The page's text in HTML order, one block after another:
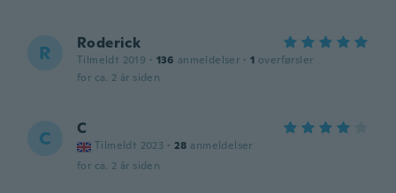
R Roderick
Tilmeldt 2019 · 136 anmeldelser · 1 overførsler
for ca. 2 år siden
C C
Tilmeldt 2023 · 28 anmeldelser
for ca. 2 år siden